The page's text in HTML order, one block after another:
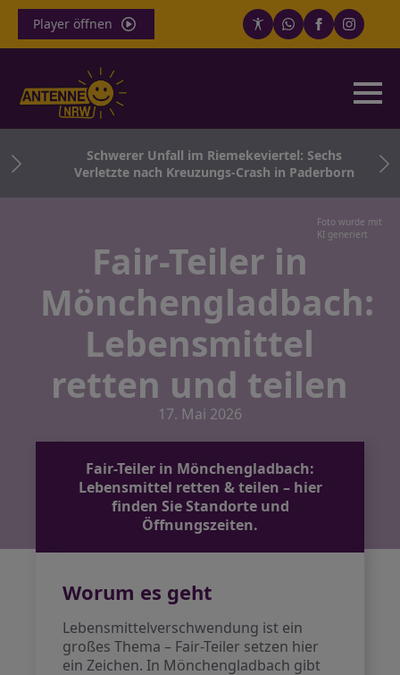
Player öffnen
Schwerer Unfall im Riemekeviertel: Sechs
Verletzte nach Kreuzungs-Crash in Paderborn
Foto wurde mit
KI generiert
Fair-Teiler in
Mönchengladbach:
Lebensmittel
retten und teilen
17. Mai 2026
Fair-Teiler in Mönchengladbach:
Lebensmittel retten & teilen – hier
finden Sie Standorte und
Öffnungszeiten.
Worum es geht
Lebensmittelverschwendung ist ein
großes Thema – Fair-Teiler setzen hier
ein Zeichen. In Mönchengladbach gibt